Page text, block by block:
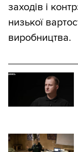
заходів і
низької
виробництва.